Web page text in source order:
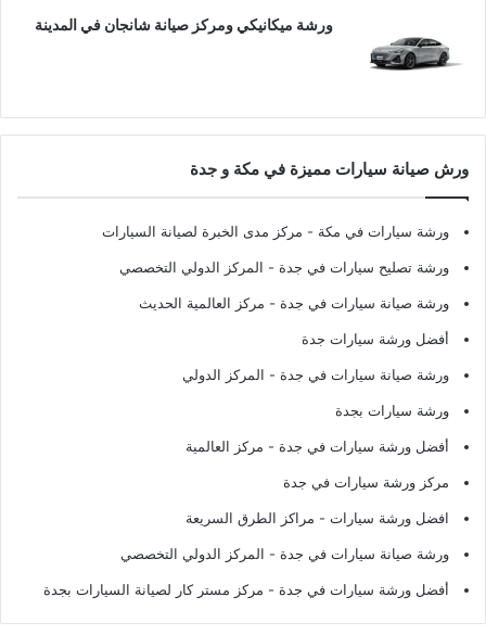
ورشة ميكانيكي ومركز صيانة شانجان في المدينة
ورش صيانة سيارات مميزة في مكة و جدة
ورشة سيارات في مكة - مركز مدى الخبرة لصيانة السيارات
ورشة تصليح سيارات في جدة - المركز الدولي التخصصي
ورشة صيانة سيارات في جدة - مركز العالمية الحديث
أفضل ورشة سيارات جدة
ورشة صيانة سيارات في جدة - المركز الدولي
ورشة سيارات بجدة
أفضل ورشة سيارات في جدة - مركز العالمية
مركز ورشة سيارات في جدة
افضل ورشة سيارات - مراكز الطرق السريعة
ورشة صيانة سيارات في جدة - المركز الدولي التخصصي
أفضل ورشة سيارات في جدة - مركز مستر كار لصيانة السيارات بجدة